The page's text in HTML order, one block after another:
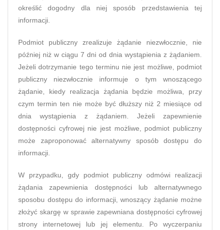
określić dogodny dla niej sposób przedstawienia tej
informacji.
Podmiot publiczny zrealizuje żądanie niezwłocznie, nie
później niż w ciągu 7 dni od dnia wystąpienia z żądaniem.
Jeżeli dotrzymanie tego terminu nie jest możliwe, podmiot
publiczny niezwłocznie informuje o tym wnoszącego
żądanie, kiedy realizacja żądania będzie możliwa, przy
czym termin ten nie może być dłuższy niż 2 miesiące od
dnia wystąpienia z żądaniem. Jeżeli zapewnienie
dostępności cyfrowej nie jest możliwe, podmiot publiczny
może zaproponować alternatywny sposób dostępu do
informacji.
W przypadku, gdy podmiot publiczny odmówi realizacji
żądania zapewnienia dostępności lub alternatywnego
sposobu dostępu do informacji, wnoszący żądanie możne
złożyć skargę w sprawie zapewniana dostępności cyfrowej
strony internetowej lub jej elementu. Po wyczerpaniu